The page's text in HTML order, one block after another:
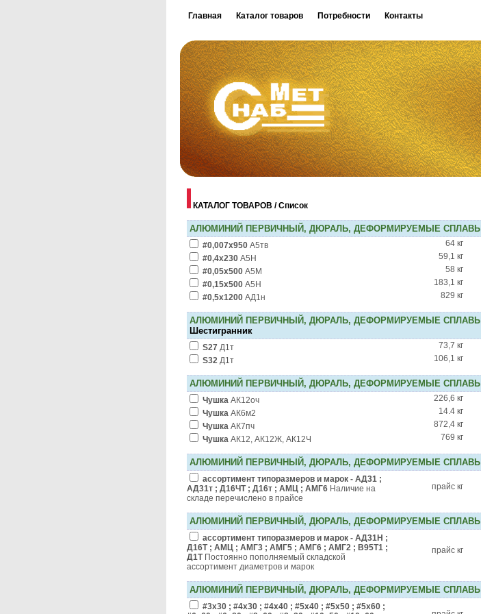
Главная Каталог товаров Потребности Контакты
КАТАЛОГ ТОВАРОВ / Список
АЛЮМИНИЙ ПЕРВИЧНЫЙ, ДЮРАЛЬ, ДЕФОРМИРУЕМЫЕ СПЛАВЫ
#0,007х950 А5тв 64 кг
#0,4х230 А5Н 59,1 кг
#0,05х500 А5М 58 кг
#0,15х500 А5Н 183,1 кг
#0,5х1200 АД1н 829 кг
АЛЮМИНИЙ ПЕРВИЧНЫЙ, ДЮРАЛЬ, ДЕФОРМИРУЕМЫЕ СПЛАВЫ
Шестигранник
S27 Д1т 73,7 кг
S32 Д1т 106,1 кг
АЛЮМИНИЙ ПЕРВИЧНЫЙ, ДЮРАЛЬ, ДЕФОРМИРУЕМЫЕ СПЛАВЫ
Чушка АК12оч 226,6 кг
Чушка АК6м2 14.4 кг
Чушка АК7пч 872,4 кг
Чушка АК12, АК12Ж, АК12Ч 769 кг
АЛЮМИНИЙ ПЕРВИЧНЫЙ, ДЮРАЛЬ, ДЕФОРМИРУЕМЫЕ СПЛАВЫ
ассортимент типоразмеров и марок - АД31 ;
АД31т ; Д16ЧТ ; Д16т ; АМЦ ; АМГ6 Наличие на
складе перечислено в прайсе
прайс кг
АЛЮМИНИЙ ПЕРВИЧНЫЙ, ДЮРАЛЬ, ДЕФОРМИРУЕМЫЕ СПЛАВЫ
ассортимент типоразмеров и марок - АД31Н ;
Д16Т ; АМЦ ; АМГ3 ; АМГ5 ; АМГ6 ; АМГ2 ; В95Т1 ;
Д1ТПостоянно пополняемый складской
ассортимент диаметров и марок
прайс кг
АЛЮМИНИЙ ПЕРВИЧНЫЙ, ДЮРАЛЬ, ДЕФОРМИРУЕМЫЕ СПЛАВЫ
#3х30 ; #4х30 ; #4х40 ; #5х40 ; #5х50 ; #5х60 ;